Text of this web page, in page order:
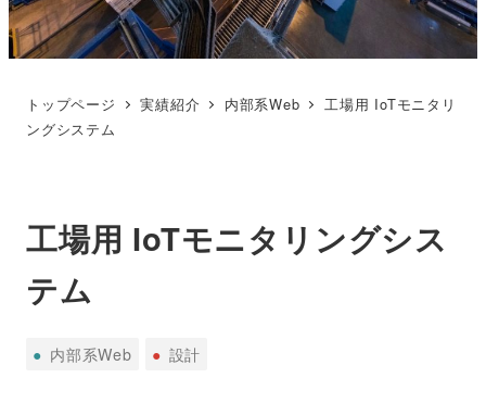
トップページ 実績紹介 内部系Web
工場用 IoTモニタリ
ングシステム
工場用 IoTモニタリングシス
テム
内
● 内部系Web
設
● 設計